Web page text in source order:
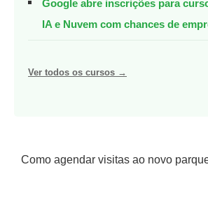
Google abre inscrições para
IA e Nuvem com chances de
Ver todos os cursos →
Como agendar visitas ao novo